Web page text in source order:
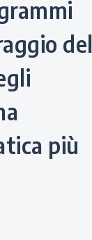
del
più